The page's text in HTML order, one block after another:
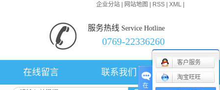
企业分站 网站地图 RSS XML
服务热线 Service Hotline
0769-22336260
在线留言 联系我们
在
客户服务
淘宝旺旺